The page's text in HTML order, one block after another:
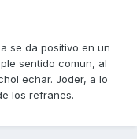
se da positivo en un
sentido comun, al
echar. Joder, a lo
los refranes.